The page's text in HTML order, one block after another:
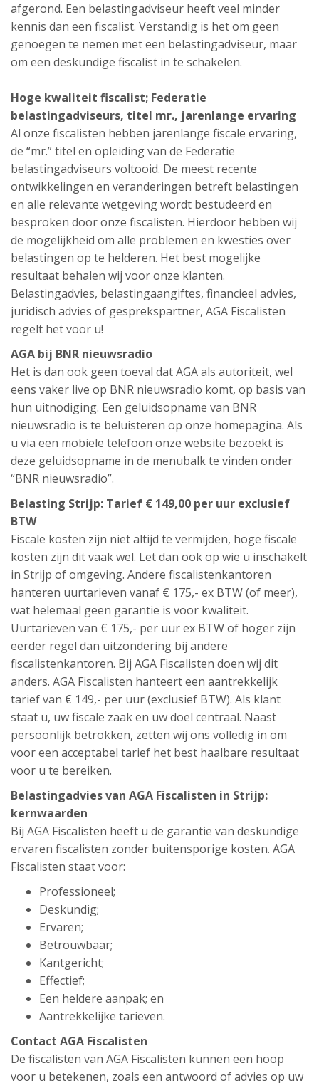
afgerond. Een belastingadviseur heeft veel minder
kennis dan een fiscalist. Verstandig is het om geen
genoegen te nemen met een belastingadviseur, maar
om een deskundige fiscalist in te schakelen.
Hoge kwaliteit fiscalist; Federatie
belastingadviseurs, titel mr., jarenlange ervaring
Al onze fiscalisten hebben jarenlange fiscale ervaring,
de “mr.” titel en opleiding van de Federatie
belastingadviseurs voltooid. De meest recente
ontwikkelingen en veranderingen betreft belastingen
en alle relevante wetgeving wordt bestudeerd en
besproken door onze fiscalisten. Hierdoor hebben wij
de mogelijkheid om alle problemen en kwesties over
belastingen op te helderen. Het best mogelijke
resultaat behalen wij voor onze klanten.
Belastingadvies, belastingaangiftes, financieel advies,
juridisch advies of gesprekspartner, AGA Fiscalisten
regelt het voor u!
AGA bij BNR nieuwsradio
Het is dan ook geen toeval dat AGA als autoriteit, wel
eens vaker live op BNR nieuwsradio komt, op basis van
hun uitnodiging. Een geluidsopname van BNR
nieuwsradio is te beluisteren op onze homepagina. Als
u via een mobiele telefoon onze website bezoekt is
deze geluidsopname in de menubalk te vinden onder
“BNR nieuwsradio”.
Belasting Strijp: Tarief € 149,00 per uur exclusief
BTW
Fiscale kosten zijn niet altijd te vermijden, hoge fiscale
kosten zijn dit vaak wel. Let dan ook op wie u inschakelt
in Strijp of omgeving. Andere fiscalistenkantoren
hanteren uurtarieven vanaf € 175,- ex BTW (of meer),
wat helemaal geen garantie is voor kwaliteit.
Uurtarieven van € 175,- per uur ex BTW of hoger zijn
eerder regel dan uitzondering bij andere
fiscalistenkantoren. Bij AGA Fiscalisten doen wij dit
anders. AGA Fiscalisten hanteert een aantrekkelijk
tarief van € 149,- per uur (exclusief BTW). Als klant
staat u, uw fiscale zaak en uw doel centraal. Naast
persoonlijk betrokken, zetten wij ons volledig in om
voor een acceptabel tarief het best haalbare resultaat
voor u te bereiken.
Belastingadvies van AGA Fiscalisten in Strijp:
kernwaarden
Bij AGA Fiscalisten heeft u de garantie van deskundige
ervaren fiscalisten zonder buitensporige kosten. AGA
Fiscalisten staat voor:
Professioneel;
Deskundig;
Ervaren;
Betrouwbaar;
Kantgericht;
Effectief;
Een heldere aanpak; en
Aantrekkelijke tarieven.
Contact AGA Fiscalisten
De fiscalisten van AGA Fiscalisten kunnen een hoop
voor u betekenen, zoals een antwoord of advies op uw